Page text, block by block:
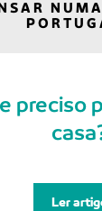
preciso
Ler